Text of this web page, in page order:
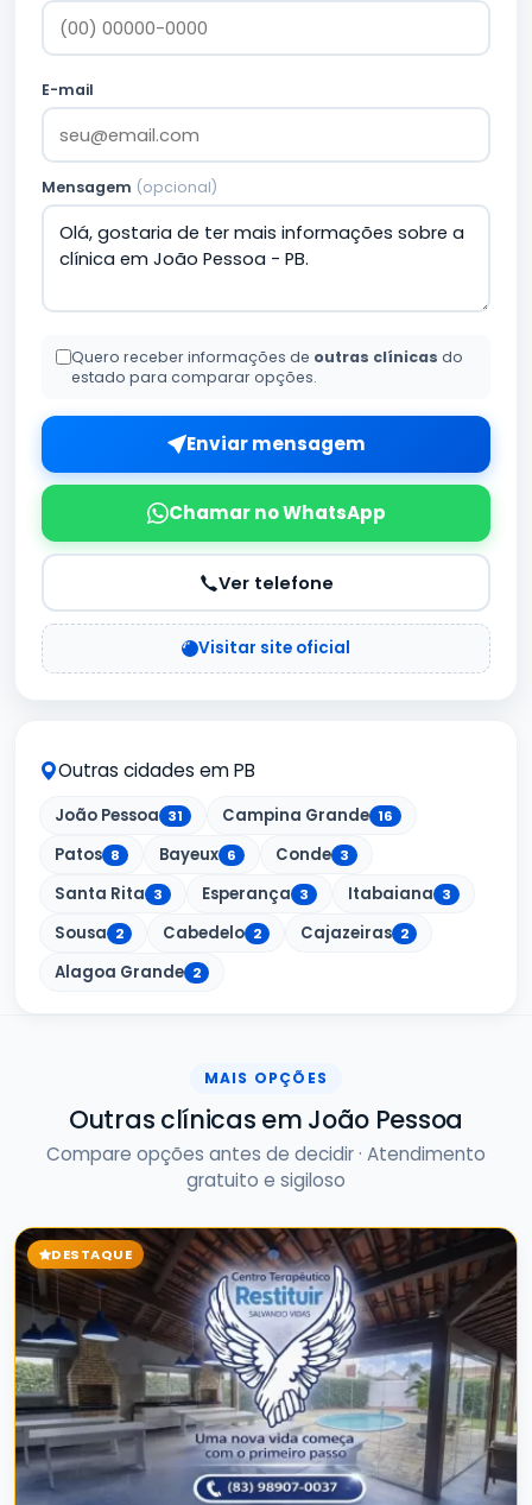
E-mail
Mensagem (opcional)
Quero receber informações de outras clínicas do
estado para comparar opções.
Enviar mensagem
Chamar no WhatsApp
Ver telefone
Visitar site oficial
Outras cidades em PB
João Pessoa 31 Campina Grande 16
Patos 8 Bayeux 6 Conde 3
Santa Rita 3 Esperança 3 Itabaiana 3
Sousa 2 Cabedelo 2 Cajazeiras 2
Alagoa Grande 2
MAIS OPÇÕES
Outras clínicas em João Pessoa
Compare opções antes de decidir · Atendimento
gratuito e sigiloso
DESTAQUE